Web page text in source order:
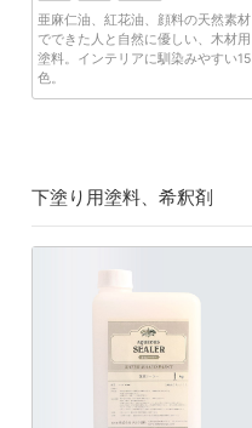
亜麻仁油、紅花油、顔料の天然素材
でできた人と自然に優しい、木材用
塗料。インテリアに馴染みやすい15
色。
下塗り用塗料、希釈剤